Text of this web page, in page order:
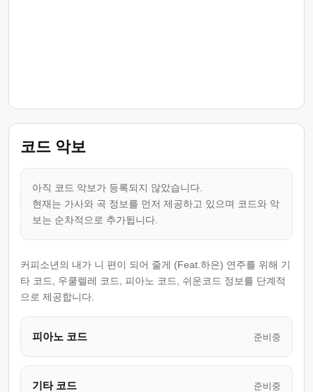
코드 악보
아직 코드 악보가 등록되지 않았습니다.
현재는 가사와 곡 정보를 먼저 제공하고 있으며 코드와 악
보는 순차적으로 추가됩니다.
커피소년의 내가 니 편이 되어 줄게 (Feat.하은) 연주를 위해 기
타 코드, 우쿨렐레 코드, 피아노 코드, 쉬운코드 정보를 단계적
으로 제공합니다.
피아노 코드 준비중
기타 코드 준비중